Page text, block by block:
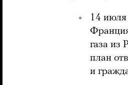
14
газа из
план
и